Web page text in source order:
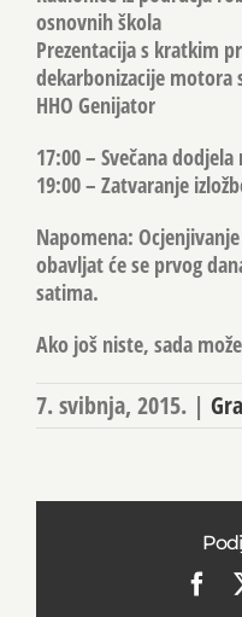
osnovnih škola
Prezentacija s kratkim
dekarbonizacije motora
HHO Genijator
17:00 – Svečana dodjela
19:00 – Zatvaranje
Napomena:
obavljat će se prvog
satima.
Ako još niste, sada
7. svibnja, 2015. |